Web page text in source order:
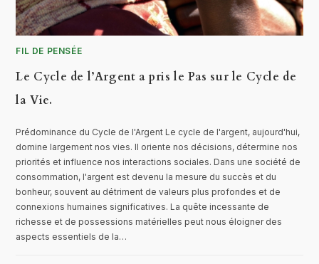
FIL DE PENSÉE
Le Cycle de l’Argent a pris le Pas sur le Cycle de
la Vie.
Prédominance du Cycle de l'Argent Le cycle de l'argent, aujourd'hui,
domine largement nos vies. Il oriente nos décisions, détermine nos
priorités et influence nos interactions sociales. Dans une société de
consommation, l'argent est devenu la mesure du succès et du
bonheur, souvent au détriment de valeurs plus profondes et de
connexions humaines significatives. La quête incessante de
richesse et de possessions matérielles peut nous éloigner des
aspects essentiels de la…